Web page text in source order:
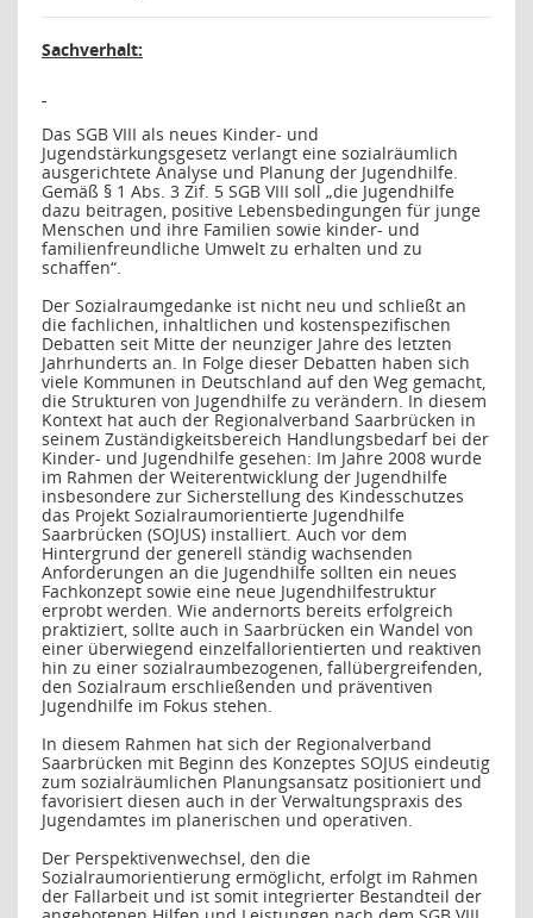
Sachverhalt:
Das SGB VIII als neues Kinder- und
Jugendstärkungsgesetz verlangt eine sozialräumlich
ausgerichtete Analyse und Planung der Jugendhilfe.
Gemäß § 1 Abs. 3 Zif. 5 SGB VIII soll „die Jugendhilfe
dazu beitragen, positive Lebensbedingungen für junge
Menschen und ihre Familien sowie kinder- und
familienfreundliche Umwelt zu erhalten und zu
schaffen“.
Der Sozialraumgedanke ist nicht neu und schließt an
die fachlichen, inhaltlichen und kostenspezifischen
Debatten seit Mitte der neunziger Jahre des letzten
Jahrhunderts an. In Folge dieser Debatten haben sich
viele Kommunen in Deutschland auf den Weg gemacht,
die Strukturen von Jugendhilfe zu verändern. In diesem
Kontext hat auch der Regionalverband Saarbrücken in
seinem Zuständigkeitsbereich Handlungsbedarf bei der
Kinder- und Jugendhilfe gesehen: Im Jahre 2008 wurde
im Rahmen der Weiterentwicklung der Jugendhilfe
insbesondere zur Sicherstellung des Kindesschutzes
das Projekt Sozialraumorientierte Jugendhilfe
Saarbrücken (SOJUS) installiert. Auch vor dem
Hintergrund der generell ständig wachsenden
Anforderungen an die Jugendhilfe sollten ein neues
Fachkonzept sowie eine neue Jugendhilfestruktur
erprobt werden. Wie andernorts bereits erfolgreich
praktiziert, sollte auch in Saarbrücken ein Wandel von
einer überwiegend einzelfallorientierten und reaktiven
hin zu einer sozialraumbezogenen, fallübergreifenden,
den Sozialraum erschließenden und präventiven
Jugendhilfe im Fokus stehen.
In diesem Rahmen hat sich der Regionalverband
Saarbrücken mit Beginn des Konzeptes SOJUS eindeutig
zum sozialräumlichen Planungsansatz positioniert und
favorisiert diesen auch in der Verwaltungspraxis des
Jugendamtes im planerischen und operativen.
Der Perspektivenwechsel, den die
Sozialraumorientierung ermöglicht, erfolgt im Rahmen
der Fallarbeit und ist somit integrierter Bestandteil der